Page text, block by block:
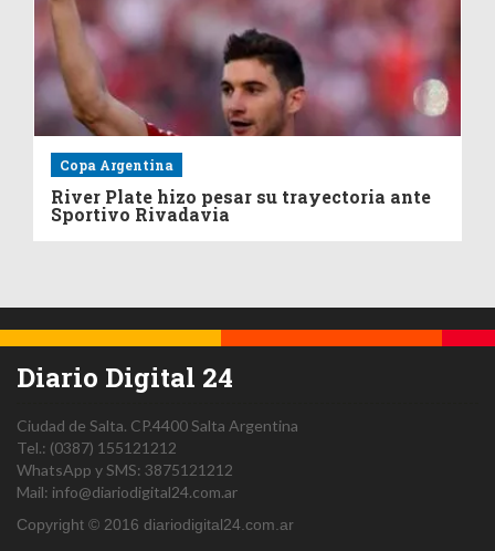
Copa Argentina
River Plate hizo pesar su trayectoria ante
Sportivo Rivadavia
Diario Digital 24
Ciudad de Salta. CP.4400Salta Argentina
Tel.: (0387) 155121212
WhatsApp y SMS: 3875121212
Mail: info@diariodigital24.com.ar
Copyright © 2016 diariodigital24.com.ar